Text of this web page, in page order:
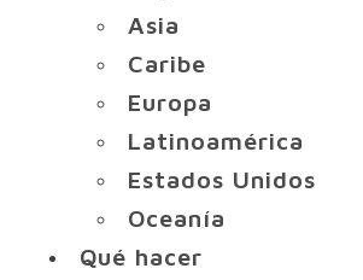
Asia
Caribe
Europa
Latinoamérica
Estados Unidos
Oceanía
Qué hacer